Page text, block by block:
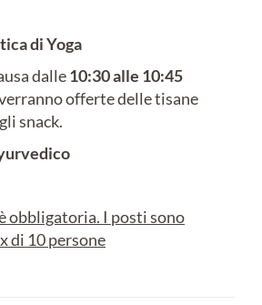
di Yoga
dalle10:30 alle 10:45
offerte delle tisane
snack.
obbligatoria. I posti sono
di 10 persone